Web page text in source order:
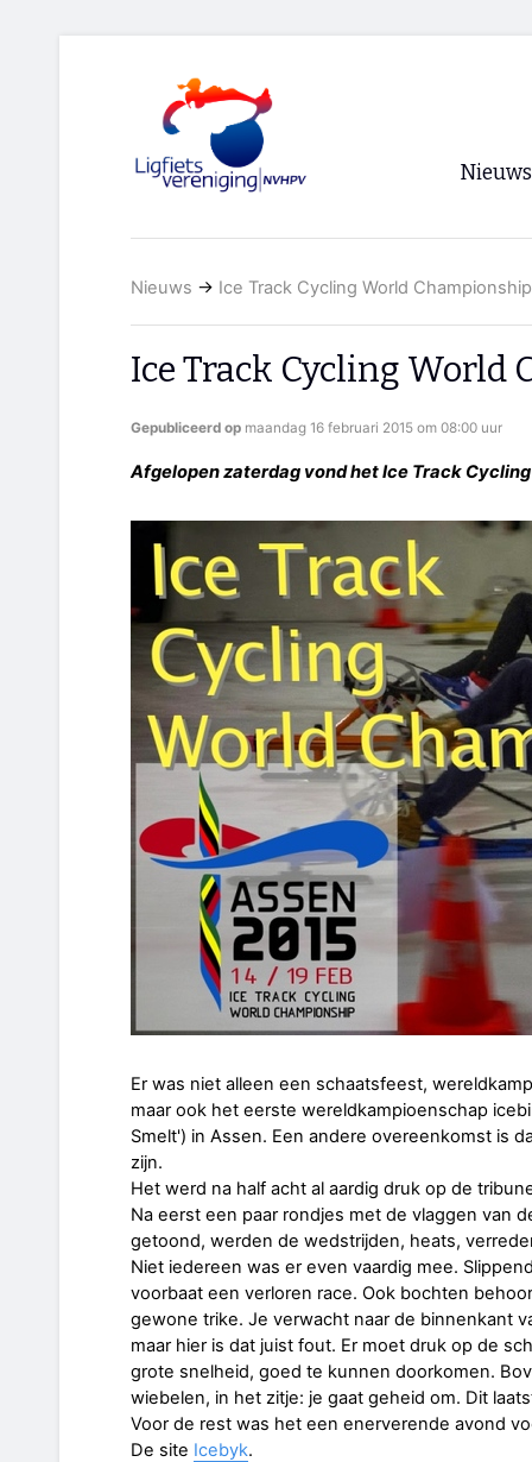
Nieuws
RSS
Nieuws → Ice Track Cycling World
Ice Track Cycling World
Gepubliceerd op maandag 16 februari 2015 om 08:00 uur
Afgelopen zaterdag vond het Ice Track
Er was niet alleen een schaatsfeest,
maar ook het eerste wereldkampioenschap
Smelt') in Assen. Een andere overeenkomst is
zijn.
Het werd na half acht al aardig druk op de
Na eerst een paar rondjes met de vlaggen van
getoond, werden de wedstrijden, heats,
Niet iedereen was er even vaardig mee.
voorbaat een verloren race. Ook bochten
gewone trike. Je verwacht naar de binnenkant
maar hier is dat juist fout. Er moet druk op de
grote snelheid, goed te kunnen doorkomen.
wiebelen, in het zitje: je gaat geheid om. Dit
Voor de rest was het een enerverende avond
De site Icebyk.